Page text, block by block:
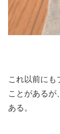
これ以前にも
ことがあるが
ある。